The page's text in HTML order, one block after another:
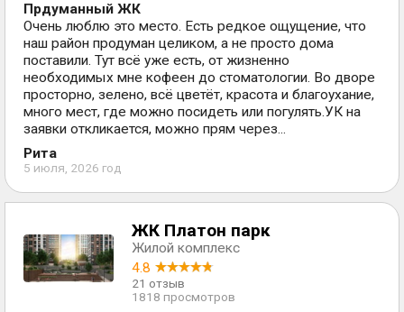
Прдуманный ЖК
Очень люблю это место. Есть редкое ощущение, что
наш район продуман целиком, а не просто дома
поставили. Тут всё уже есть, от жизненно
необходимых мне кофеен до стоматологии. Во дворе
просторно, зелено, всё цветёт, красота и благоухание,
много мест, где можно посидеть или погулять.УК на
заявки откликается, можно прям через...
Рита
5 июля, 2026 год
ЖК Платон парк
Жилой комплекс
4.8
21 отзыв
1818 просмотров